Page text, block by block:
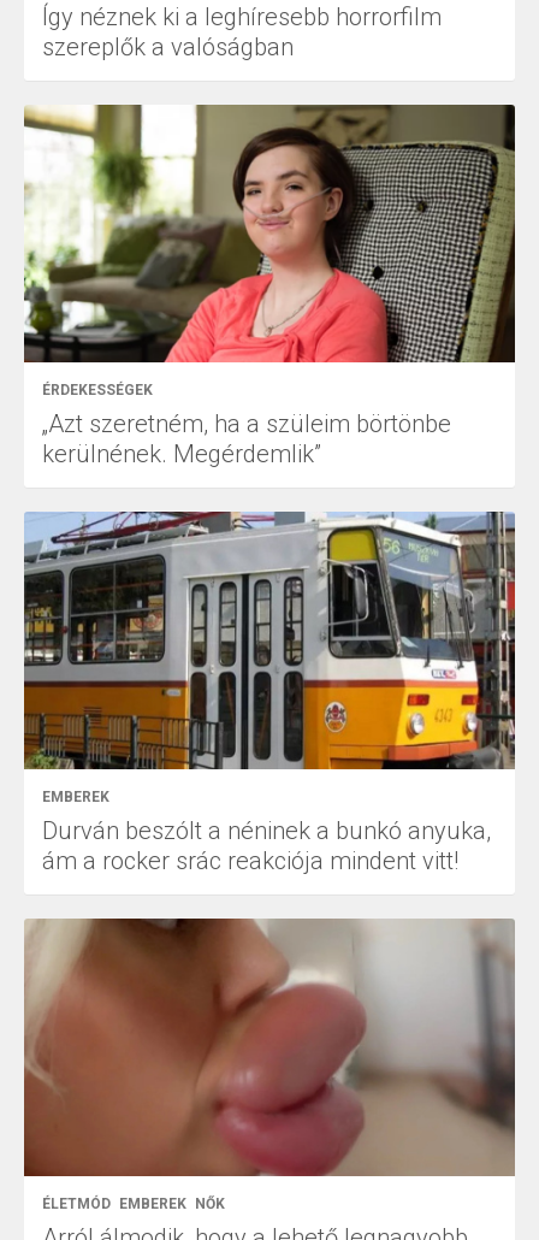
Így néznek ki a leghíresebb horrorfilm
szereplők a valóságban
ÉRDEKESSÉGEK
„Azt szeretném, ha a szüleim börtönbe
kerülnének. Megérdemlik”
EMBEREK
Durván beszólt a néninek a bunkó anyuka,
ám a rocker srác reakciója mindent vitt!
ÉLETMÓD EMBEREK NŐK